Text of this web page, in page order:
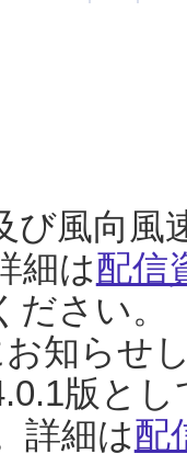
び風向風
細は配信
ださい。
知らせ
版と
詳細は配